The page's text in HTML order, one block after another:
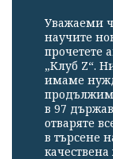
Уважаеми
научите
прочетете
„Клуб Z“.
имаме
в 97
отваряте
в търсене